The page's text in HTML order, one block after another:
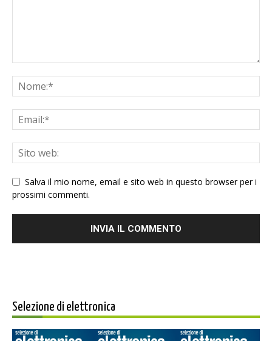
Salva il mio nome, email e sito web in questo browser per i
prossimi commenti.
Selezione di elettronica